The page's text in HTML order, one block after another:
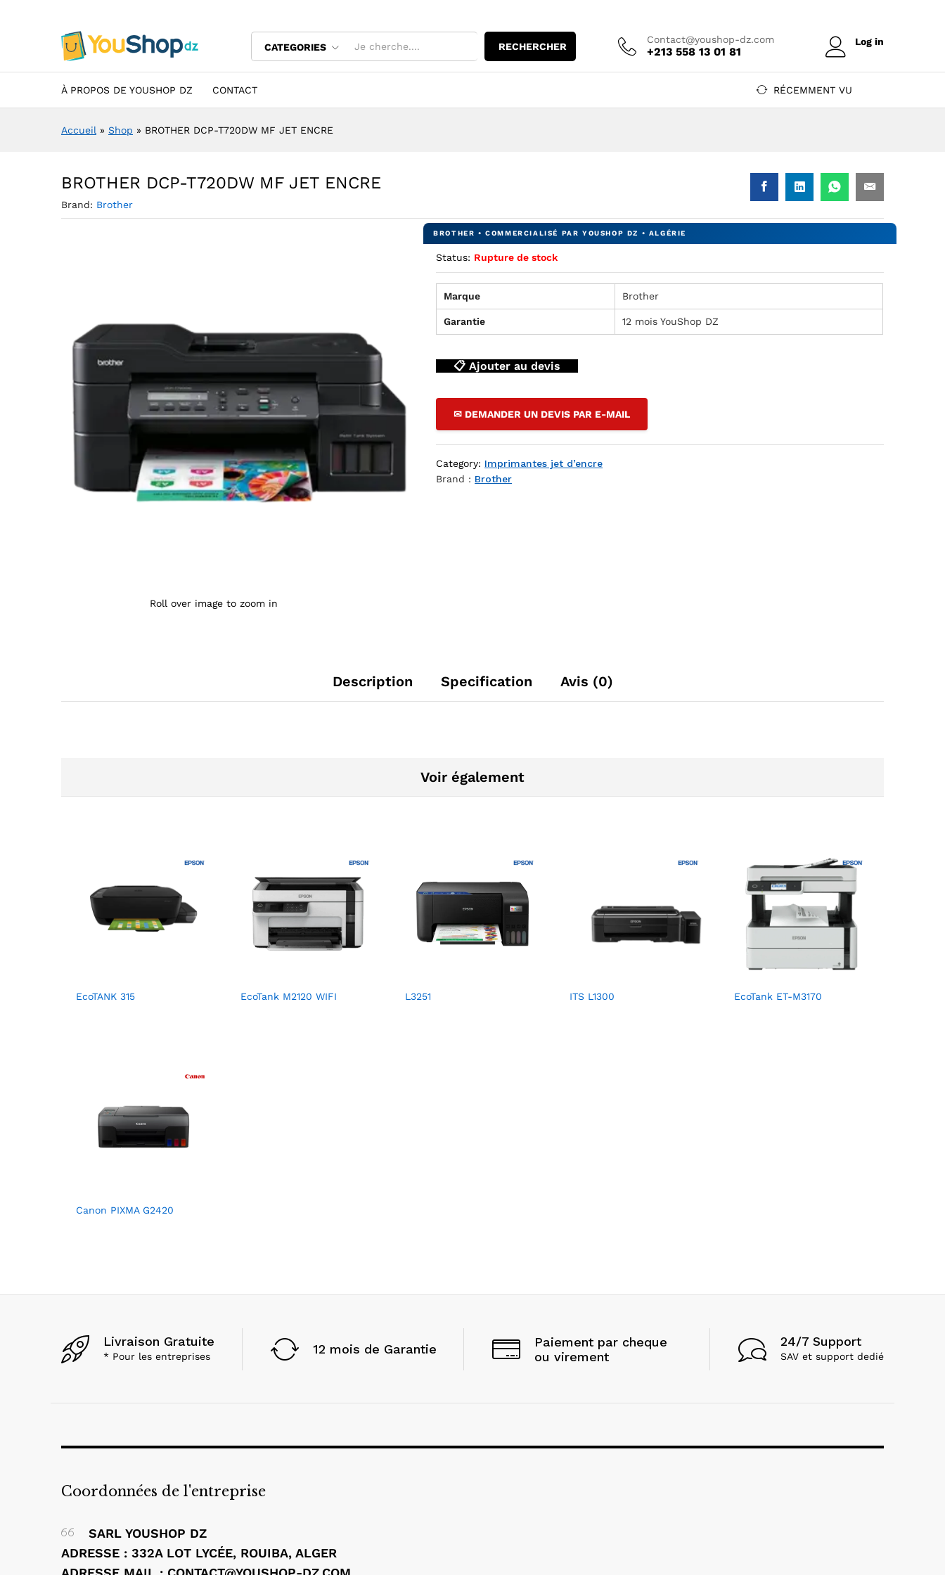
CATEGORIES RECHERCHER
Contact@youshop-dz.com
+213 558 13 01 81
Log in
À PROPOS DE YOUSHOP DZ CONTACT RÉCEMMENT VU
Accueil » Shop » BROTHER DCP-T720DW MF JET ENCRE
BROTHER DCP-T720DW MF JET ENCRE
Brand: Brother
Roll over image to zoom in
Status: Rupture de stock
Marque Brother
Garantie 12 mois YouShop DZ
📋 Ajouter au devis
✉ DEMANDER UN DEVIS PAR E-MAIL
Category: Imprimantes jet d’encre
Brand : Brother
Description Specification Avis (0)
Voir également
EcoTANK 315 EcoTank M2120 WIFI L3251 ITS L1300 EcoTank ET-M3170
Canon PIXMA G2420
Livraison Gratuite
* Pour les entreprises 12 mois de Garantie
Paiement par cheque
ou virement
24/7 Support
SAV et support dedié
Coordonnées de l'entreprise
SARL YOUSHOP DZ
ADRESSE : 332A LOT LYCÉE, ROUIBA, ALGER